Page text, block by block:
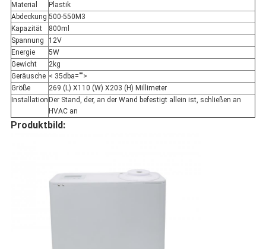
Material
Plastik
Abdeckung 500-550M3
Kapazität
800ml
Spannung
12V
Energie
5W
Gewicht
2kg
Geräusche < 35dba="">
Größe
269 (L) X110 (W) X203 (H) Millimeter
Installation Der Stand, der, an der Wand befestigt allein ist, schließen an
HVAC an
Produktbild: